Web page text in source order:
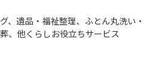
、遺品・福祉整理、ふとん丸洗い・
、他くらしお役立ちサービス